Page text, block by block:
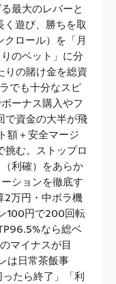
最大のレバーと
遊び、勝ちを取
ロール）を「月
のベット」に分
りの賭け金を総資
でも十分なスピ
ーナス購入やフ
で資金の大半が飛
額＋安全マージ
挑む。ストップロ
利確）をあらか
ションを徹底す
2万円・中ボラ機
100円で200回転
なら総ベ
マイナスが目
は日常茶飯事
たら終了」「利